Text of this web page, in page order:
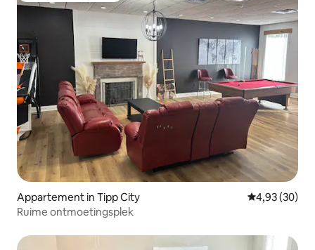
Appartement in Tipp City Gemiddelde
4,93 (30)
Ruime ontmoetingsplek